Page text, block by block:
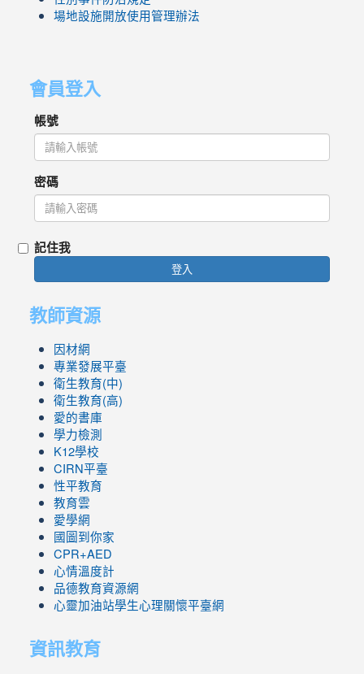
場地設施開放使用管理辦法
會員登入
帳號
密碼
記住我
登入
教師資源
因材網
專業發展平臺
衛生教育(中)
衛生教育(高)
愛的書庫
學力檢測
K12學校
CIRN平臺
性平教育
教育雲
愛學網
國圖到你家
CPR+AED
心情溫度計
品德教育資源網
心靈加油站學生心理關懷平臺網
資訊教育